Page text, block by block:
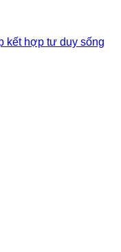
kết hợp tư duy sống